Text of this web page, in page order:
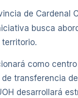
de Cardenal
busca
como
transferencia
desarrollará